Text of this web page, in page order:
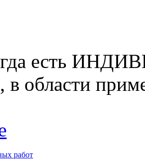
есть
в области
работ